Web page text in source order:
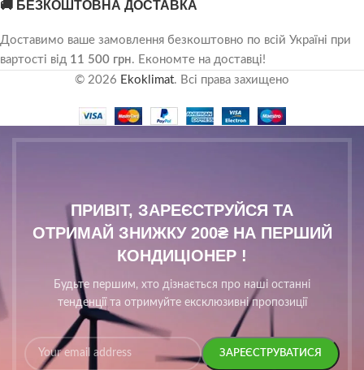
🚚 БЕЗКОШТОВНА ДОСТАВКА
Доставимо ваше замовлення безкоштовно по всій Україні при
вартості від 11 500 грн. Економте на доставці!
© 2026 Ekoklimat. Всі права захищено
ПРИВІТ, ЗАРЕЄСТРУЙСЯ ТА
ОТРИМАЙ ЗНИЖКУ 200₴ НА ПЕРШИЙ
КОНДИЦІОНЕР !
Будьте першим, хто дізнається про наші останні
тенденції та отримуйте ексклюзивні пропозиції